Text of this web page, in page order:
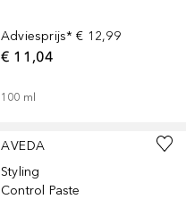
Adviesprijs* € 12,99
€ 11,04
100 ml
AVEDA
Styling
Control Paste